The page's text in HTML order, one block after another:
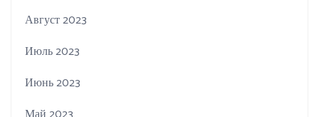
Август 2023
Июль 2023
Июнь 2023